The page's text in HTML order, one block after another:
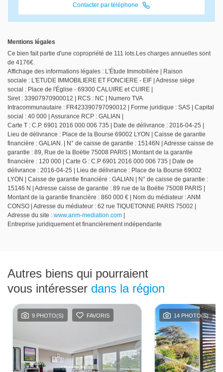
Contacter par téléphone
Mentions légales
Ce bien fait partie d'une copropriété de 111 lots.Les charges annuelles sont
de 4176€.
Affichage des informations légales : L'Étude Immobilière | Raison
sociale : L'ETUDE IMMOBILIERE ET FONCIERE - EIF | Adresse siège
social : Place de l'Église - 69300 CALUIRE et CUIRE |
Siret : 33907970900012 | RCS : NC | Numero TVA
Intracommunautaire : FR423390797090012 | Forme juridique : SAS | Capital
social : 40 000 | Assurance RCP : GALIAN |
Carte T : C.P. 6901 2016 000 006 735 | Date de délivrance : 2016-04-25 |
Lieu de délivrance : Place de la Bourse 69002 LYON | Caisse de garantie
financière : GALIAN. | N° de caisse de garantie : 15146N | Adresse caisse de
garantie : 89, Rue de la Boëtie 75008 PARIS | Montant de la garantie
financière : 120 000 | Carte G : C.P 6901 2016 000 006 735 | Date de
délivrance : 2016-04-25 | Lieu de délivrance : Place de la Bourse 69002
LYON | Caisse de garantie financière : GALIAN | N° de caisse de garantie :
15146 N | Adresse caisse de garantie : 89 rue de la Boëtie 75008 PARIS |
Montant de la garantie financière : 860 000 € | Nom du médiateur : ANM
CONSO | Adresse du médiateur : 62 rue TIQUETONNE PARIS 75002 |
Adresse du site : www.anm-mediation.com
Entreprise juridiquement et financièrement indépendante
Autres biens qui pourraient
vous intéresser dans la région
9 PHOTO(S) FAVORIS 14 PHOTO(S)